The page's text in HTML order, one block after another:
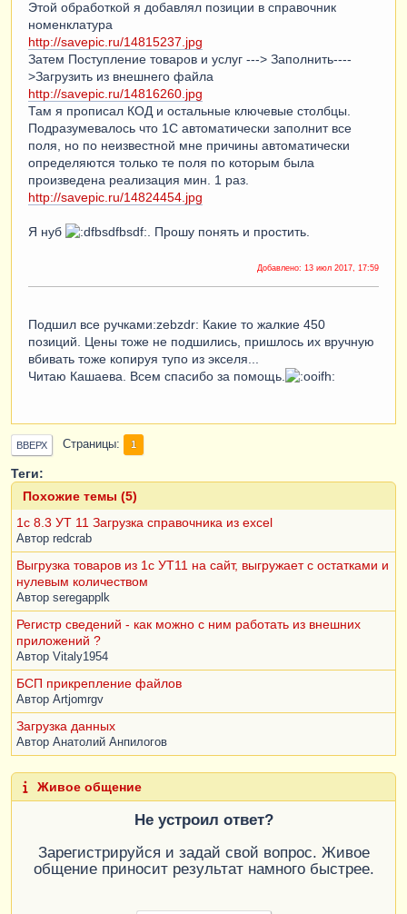
Этой обработкой я добавлял позиции в справочник
номенклатура
http://savepic.ru/14815237.jpg
Затем Поступление товаров и услуг ---> Заполнить----
>Загрузить из внешнего файла
http://savepic.ru/14816260.jpg
Там я прописал КОД и остальные ключевые столбцы.
Подразумевалось что 1С автоматически заполнит все
поля, но по неизвестной мне причины автоматически
определяются только те поля по которым была
произведена реализация мин. 1 раз.
http://savepic.ru/14824454.jpg
Я нуб . Прошу понять и простить.
Добавлено: 13 июл 2017, 17:59
Подшил все ручками:zebzdr: Какие то жалкие 450
позиций. Цены тоже не подшились, пришлось их вручную
вбивать тоже копируя тупо из экселя...
Читаю Кашаева. Всем спасибо за помощь.
ВВЕРХ Страницы 1
Теги:
Похожие темы (5)
1c 8.3 УТ 11 Загрузка справочника из excel
Автор redcrab
Выгрузка товаров из 1с УТ11 на сайт, выгружает с остатками и
нулевым количеством
Автор seregapplk
Регистр сведений - как можно с ним работать из внешних
приложений ?
Автор Vitaly1954
БСП прикрепление файлов
Автор Artjomrgv
Загрузка данных
Автор Анатолий Анпилогов
Живое общение
Не устроил ответ?
Зарегистрируйся и задай свой вопрос. Живое
общение приносит результат намного быстрее.